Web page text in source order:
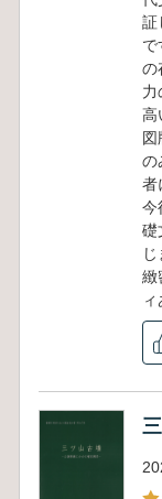
証
で
の
力
高
図
の
者
今
礎
緻